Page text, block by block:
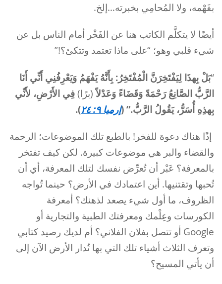
بفَهْمه، ولا المُحامِي بخبرته…إلخ.
أيضًا لا يتكلَّم الكاتب هنا عن الفَخْر أمام الناس بل عن
شيء قلبي وهو؛ “على ماذا تعتمد وتتكئ؟!”
“بَلْ بِهذَا لِيَفْتَخِرَنَّ الْمُفْتَخِرُ: بِأَنَّهُ يَفْهَمُ وَيَعْرِفُنِي أَنِّي أَنَا
الرَّبُّ الصَّانِعُ رَحْمَةً وَقَضَاءً وَعَدْلاً (برًا) فِي الأَرْضِ، لأَنِّي
بِهذِهِ أُسَرُّ، يَقُولُ الرَّبُّ.” (إرميا ٩: ٢٤ ).
إذًا هناك دعوة للفخر! بالطبع تلك الموضوعات؛ الرحمة
والقضاء والبر هي موضوعات كبيرة. لكن كيف تفتخر
بالمعرفة؟ عَبْر أن تُعرِّض نفسك لتلك المعرفة، أي أن
تُحبها وتقتنيها. أين اعتمادك في الأرض؟ حينما تُواجه
الظروف، ما أول شيء يصعد لذهنك؟ أمعرفة
الكورسات وعِلْمك ومعرفتك الطبية والتجارية أو
Google أو تتصل بفلان الفلاني؟ أم لديك رصيد كتابي
وتعرف الثلاث أشياء تلك التي بها تُدار الأرض الآن إلى
أن يأتي المسيح؟